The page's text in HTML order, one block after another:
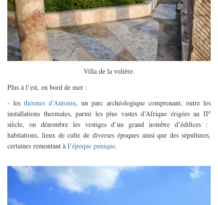
Villa de la volière.
Plus à l’est, en bord de mer :
- les thermes d’Antonin, un parc archéologique comprenant, outre les
installations thermales, parmi les plus vastes d’Afrique érigées au IIe
siècle, on dénombre les vestiges d’un grand nombre d’édifices :
habitations, lieux de culte de diverses époques ainsi que des sépultures,
certaines remontant à l’époque punique.